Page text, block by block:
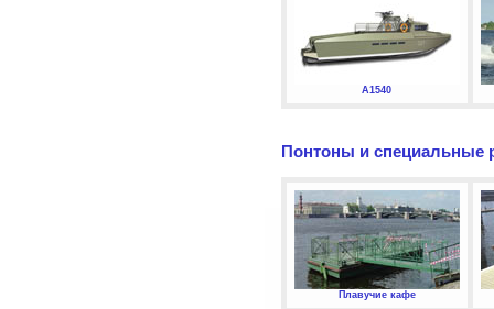
А1540
Понтоны и специальные
Плавучие кафе